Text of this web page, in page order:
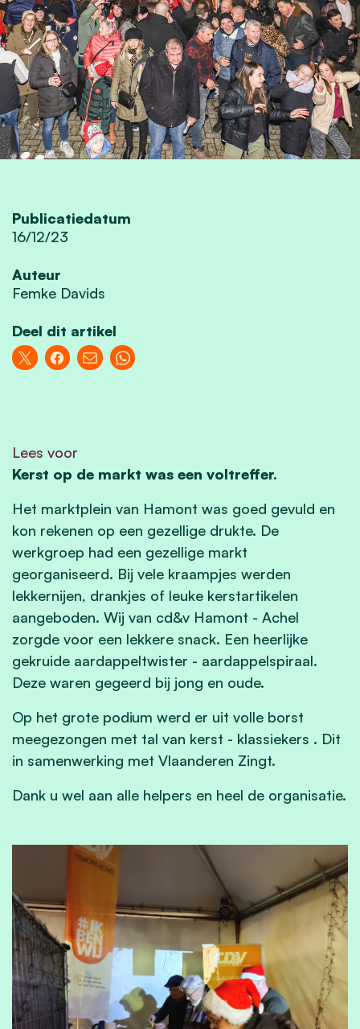
Publicatiedatum
16/12/23
Auteur
Femke Davids
Deel dit artikel
Lees voor
Kerst op de markt was een voltreffer.
Het marktplein van Hamont was goed gevuld en
kon rekenen op een gezellige drukte. De
werkgroep had een gezellige markt
georganiseerd. Bij vele kraampjes werden
lekkernijen, drankjes of leuke kerstartikelen
aangeboden. Wij van cd&v Hamont - Achel
zorgde voor een lekkere snack. Een heerlijke
gekruide aardappeltwister - aardappelspiraal.
Deze waren gegeerd bij jong en oude.
Op het grote podium werd er uit volle borst
meegezongen met tal van kerst - klassiekers . Dit
in samenwerking met Vlaanderen Zingt.
Dank u wel aan alle helpers en heel de organisatie.